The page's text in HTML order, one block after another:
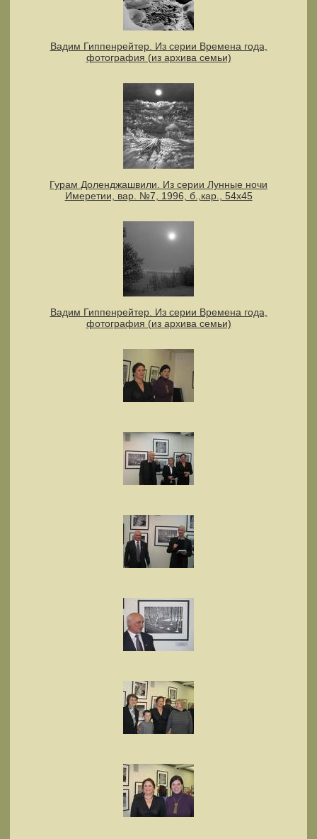
Вадим Гиппенрейтер. Из серии Времена года,
фотография (из архива семьи)
Гурам Доленджашвили. Из серии Лунные ночи
Имеретии, вар. №7, 1996, б.,кар., 54х45
Вадим Гиппенрейтер. Из серии Времена года,
фотография (из архива семьи)